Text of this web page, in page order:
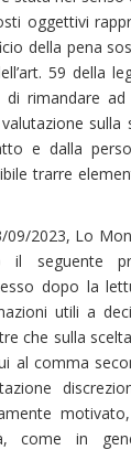
oggettivi
della pena
59 della
di rimandare
e dalla
trarre
09/2023, Lo
il seguente
dopo la
utili a
che sulla
al comma
come in